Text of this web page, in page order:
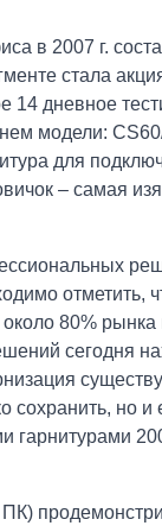
в 2007 г.
стала
14 дневное
модели:
для
– самая
отметить,
80%
сегодня
но